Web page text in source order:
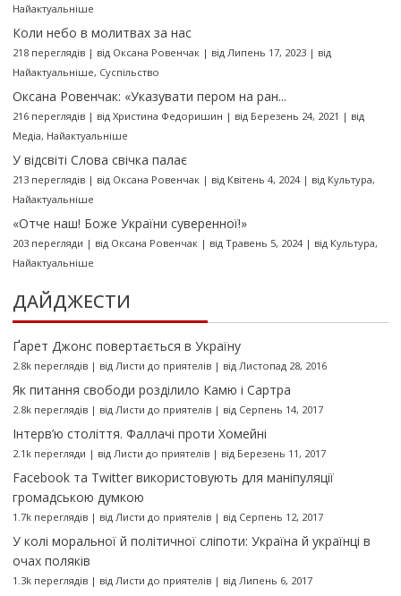
Найактуальніше
Коли небо в молитвах за нас
218 переглядів| від Оксана Ровенчак| від Липень 17, 2023| від
Найактуальніше, Суспільство
Оксана Ровенчак: «Указувати пером на ран...
216 переглядів| від Христина Федоришин | від Березень 24, 2021 | від
Медіа, Найактуальніше
У відсвіті Слова свічка палає
213 переглядів| від Оксана Ровенчак| від Квітень 4, 2024| від Культура,
Найактуальніше
«Отче наш! Боже України суверенної!»
203 перегляди | від Оксана Ровенчак| від Травень 5, 2024| від Культура,
Найактуальніше
ДАЙДЖЕСТИ
Ґарет Джонс повертається в Україну
2.8k переглядів| від Листи до приятелів| від Листопад 28, 2016
Як питання свободи розділило Камю і Сартра
2.8k переглядів| від Листи до приятелів| від Серпень 14, 2017
Інтерв’ю століття. Фаллачі проти Хомейні
2.1k перегляди | від Листи до приятелів| від Березень 11, 2017
Facebook та Twitter використовують для маніпуляції
громадською думкою
1.7k переглядів| від Листи до приятелів| від Серпень 12, 2017
У колі моральної й політичної сліпоти: Україна й українці в
очах поляків
1.3k переглядів| від Листи до приятелів| від Липень 6, 2017